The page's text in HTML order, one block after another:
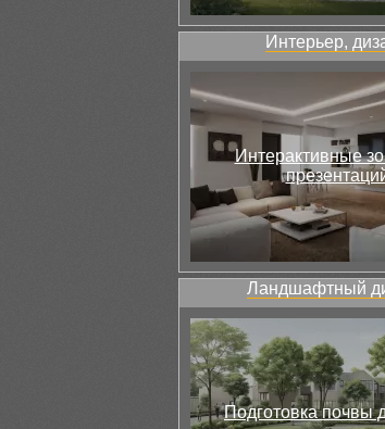
Интерьер,
Интерактивные
Ландшафтный
Подготовка почвы